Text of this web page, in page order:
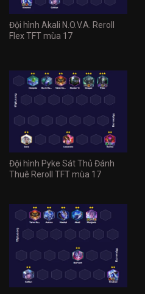
Đội hình Akali N.O.V.A. Reroll
Flex TFT mùa 17
Đội hình Pyke Sát Thủ Đánh
Thuê Reroll TFT mùa 17